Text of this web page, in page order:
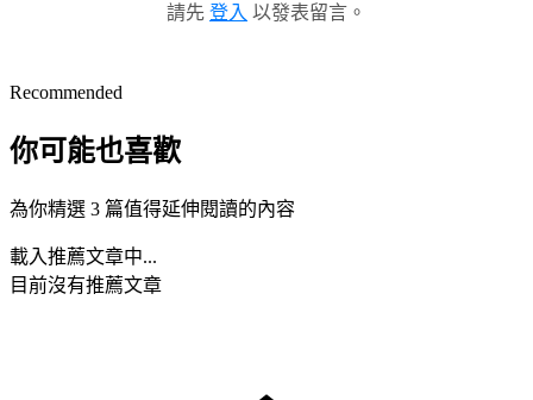
請先 登入 以發表留言。
Recommended
你可能也喜歡
為你精選 3 篇值得延伸閱讀的內容
載入推薦文章中...
目前沒有推薦文章